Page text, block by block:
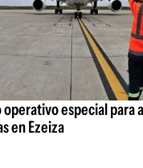
especial para
en Ezeiza